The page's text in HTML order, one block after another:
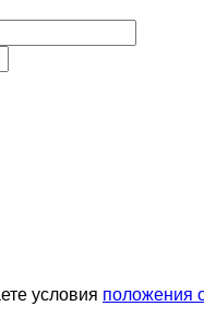
условия положения